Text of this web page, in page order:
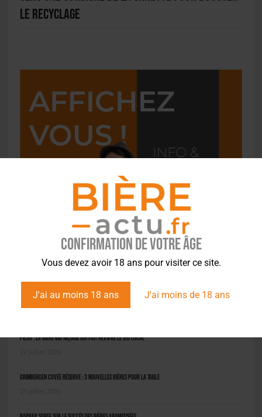
Confirmation de votre âge
Vous devez avoir 18 ans pour visiter ce site.
J'ai au moins 18 ans J'ai moins de 18 ans
le recyclage
Pilou : la bière bio niçoise qui fait revivre le jeu local
Grimbergen Cuvée Réserve : 3 nouvelles bières pour la table